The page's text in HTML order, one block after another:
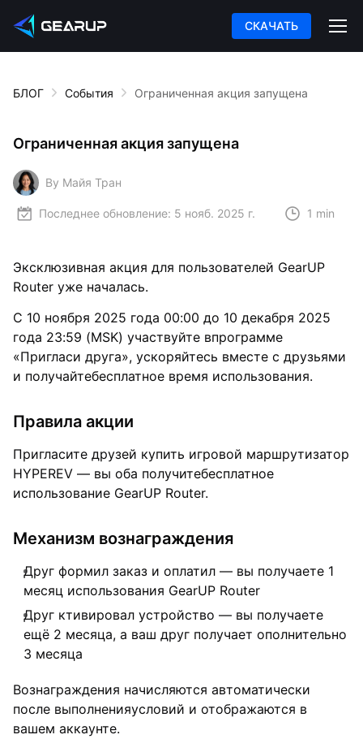
СКАЧАТЬ
БЛОГ События Ограниченная акция запущена
Ограниченная акция запущена
By Майя Тран
Последнее обновление: 5 нояб. 2025 г. 1 min
Эксклюзивная акция для пользователей GearUP
Router уже началась.
С 10 ноября 2025 года 00:00 до 10 декабря 2025
года 23:59 (MSK) участвуйте впрограмме
«Пригласи друга», ускоряйтесь вместе с друзьями
и получайтебесплатное время использования.
Правила акции
Пригласите друзей купить игровой маршрутизатор
HYPEREV — вы оба получитебесплатное
использование GearUP Router.
Механизм вознаграждения
Друг формил заказ и оплатил — вы получаете 1
месяц использования GearUP Router
Друг ктивировал устройство — вы получаете
ещё 2 месяца, а ваш друг получает ополнительно
3 месяца
Вознаграждения начисляются автоматически
после выполненияусловий и отображаются в
вашем аккаунте.